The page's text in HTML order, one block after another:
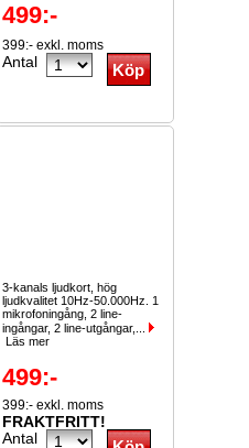
499:-
399:- exkl. moms
Antal
3-kanals ljudkort, hög
ljudkvalitet 10Hz-50.000Hz. 1
mikrofoningång, 2 line-
ingångar, 2 line-utgångar,...
Läs mer
499:-
399:- exkl. moms
FRAKTFRITT!
Antal